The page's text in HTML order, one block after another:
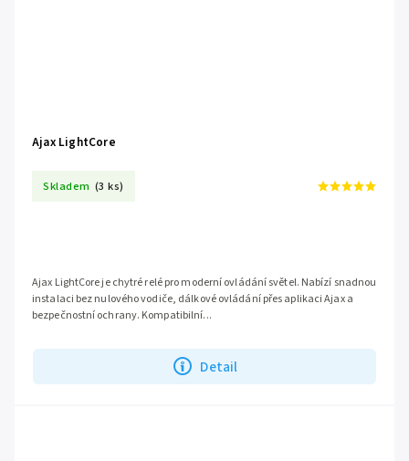
Ajax LightCore
Skladem (3 ks)
Detail
Ajax LightCore je chytré relé pro moderní ovládání světel. Nabízí snadnou
instalaci bez nulového vodiče, dálkové ovládání přes aplikaci Ajax a
bezpečnostní ochrany. Kompatibilní...